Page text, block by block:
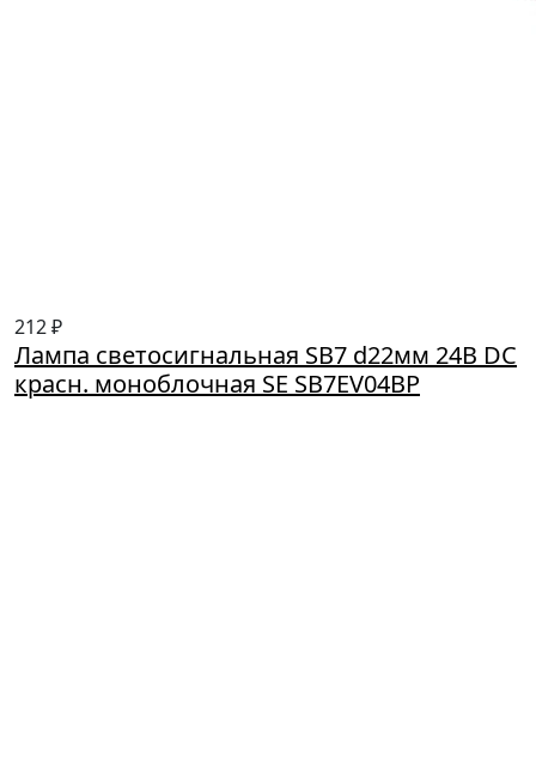
212 ₽
Лампа светосигнальная SB7 d22мм 24В DC
красн. моноблочная SE SB7EV04BP